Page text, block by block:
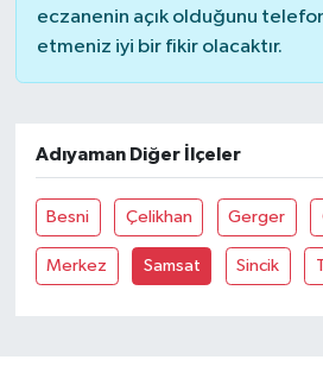
eczanenin açık olduğunu
etmeniz iyi bir fikir olacaktır.
Adıyaman Diğer İlçeler
Besni Çelikhan Gerger
Merkez Samsat Sincik